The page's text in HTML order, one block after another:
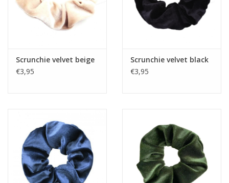
Scrunchie velvet beige
€3,95
Scrunchie velvet black
€3,95